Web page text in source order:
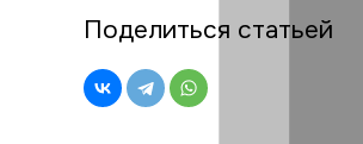
Поделиться статьей